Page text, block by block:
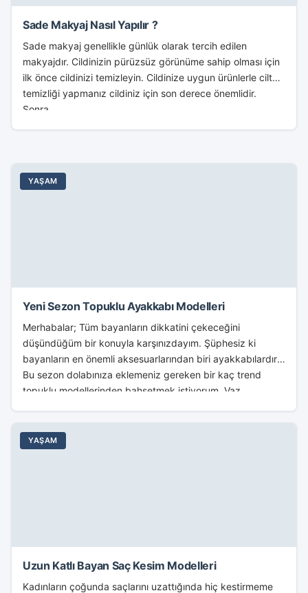
Sade Makyaj Nasıl Yapılır ?
Sade makyaj genellikle günlük olarak tercih edilen
makyajdır. Cildinizin pürüzsüz görünüme sahip olması için
ilk önce cildinizi temizleyin. Cildinize uygun ürünlerle cilt
temizliği yapmanız cildiniz için son derece önemlidir.
Sonra...
YAŞAM
Yeni Sezon Topuklu Ayakkabı Modelleri
Merhabalar; Tüm bayanların dikkatini çekeceğini
düşündüğüm bir konuyla karşınızdayım. Şüphesiz ki
bayanların en önemli aksesuarlarından biri ayakkabılardır.
Bu sezon dolabınıza eklemeniz gereken bir kaç trend
topuklu modellerinden bahsetmek istiyorum. Vaz...
YAŞAM
Uzun Katlı Bayan Saç Kesim Modelleri
Kadınların çoğunda saçlarını uzattığında hiç kestirmeme